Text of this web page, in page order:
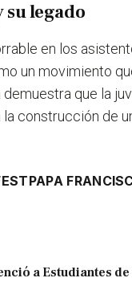
su legado
en los
un movimiento
que la
la construcción de
PAPA
a Estudiantes